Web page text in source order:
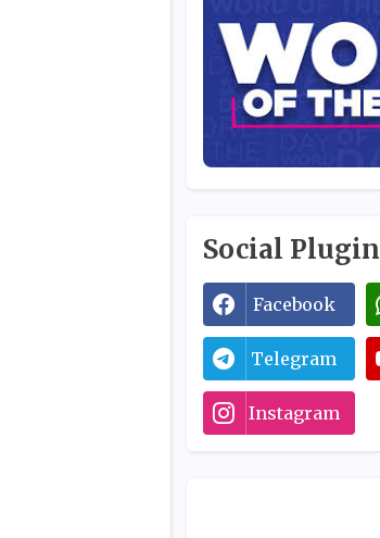
Social Plugin
Facebook
Telegram
Instagram